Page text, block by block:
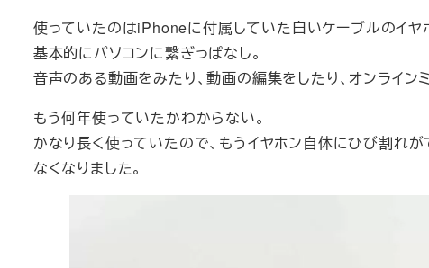
使っていたのはiPhoneに付属していた白いケーブルのイヤ
基本的にパソコンに繋ぎっぱなし。
音声のある動画をみたり、動画の編集をしたり、オンライン
もう何年使っていたかわからない。
かなり長く使っていたので、もうイヤホン自体にひび割れ
なくなりました。